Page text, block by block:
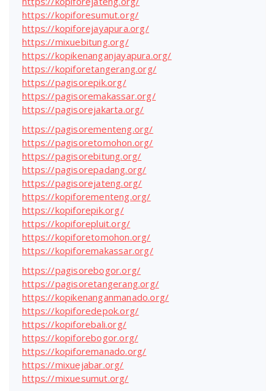
https://kopiforesumut.org/
https://kopiforejayapura.org/
https://mixuebitung.org/
https://kopikenanganjayapura.org/
https://kopiforetangerang.org/
https://pagisorepik.org/
https://pagisoremakassar.org/
https://pagisorejakarta.org/
https://pagisorementeng.org/
https://pagisoretomohon.org/
https://pagisorebitung.org/
https://pagisorepadang.org/
https://pagisorejateng.org/
https://kopiforementeng.org/
https://kopiforepik.org/
https://kopiforepluit.org/
https://kopiforetomohon.org/
https://kopiforemakassar.org/
https://pagisorebogor.org/
https://pagisoretangerang.org/
https://kopikenanganmanado.org/
https://kopiforedepok.org/
https://kopiforebali.org/
https://kopiforebogor.org/
https://kopiforemanado.org/
https://mixuejabar.org/
https://mixuesumut.org/